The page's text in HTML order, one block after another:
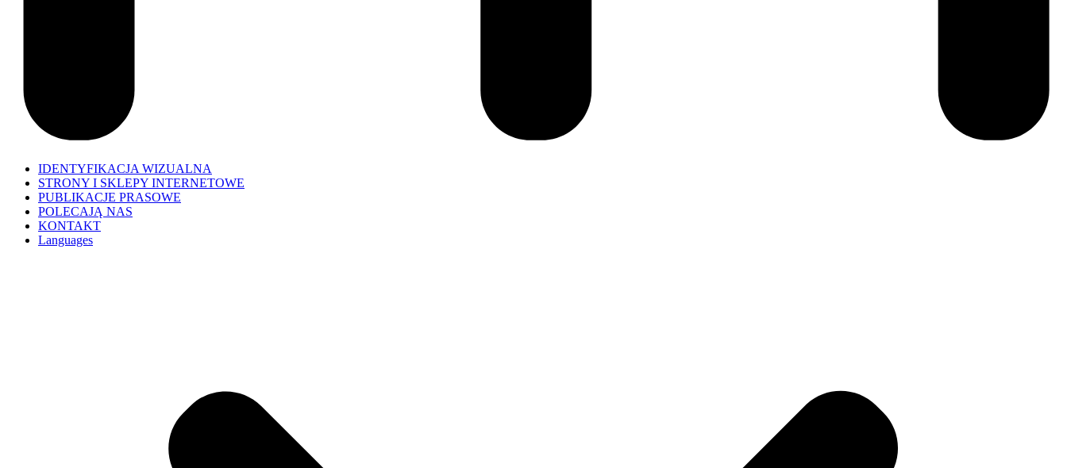
IDENTYFIKACJA WIZUALNA
STRONY I SKLEPY INTERNETOWE
PUBLIKACJE PRASOWE
POLECAJĄ NAS
KONTAKT
Languages